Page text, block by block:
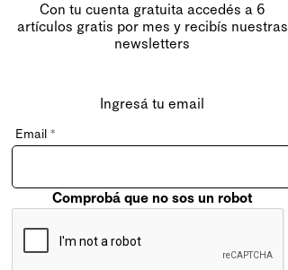
Con tu cuenta gratuita accedés a 6
artículos gratis por mes y recibís nuestras
newsletters
Ingresá tu email
Email *
Comprobá que no sos un robot